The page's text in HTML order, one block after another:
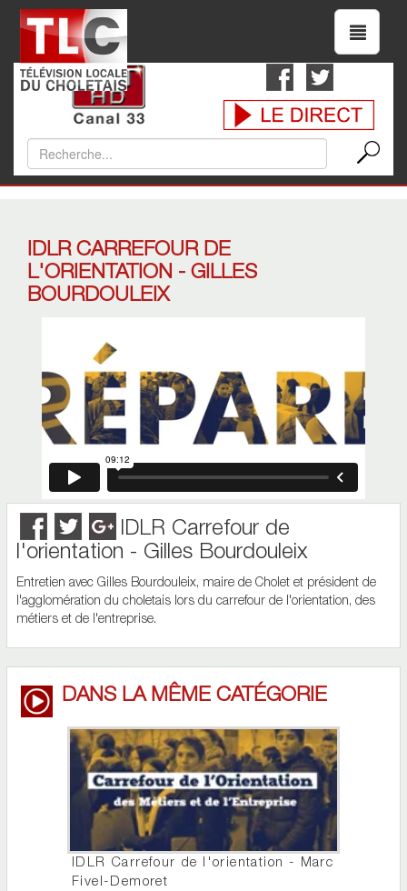
IDLR CARREFOUR DE
L'ORIENTATION - GILLES
BOURDOULEIX
IDLR Carrefour de
l'orientation - Gilles Bourdouleix
Entretien avec Gilles Bourdouleix, maire de Cholet et président de
l'agglomération du choletais lors du carrefour de l'orientation, des
métiers et de l'entreprise.
DANS LA MÊME CATÉGORIE
IDLR Carrefour de l'orientation - Marc
Fivel-Demoret